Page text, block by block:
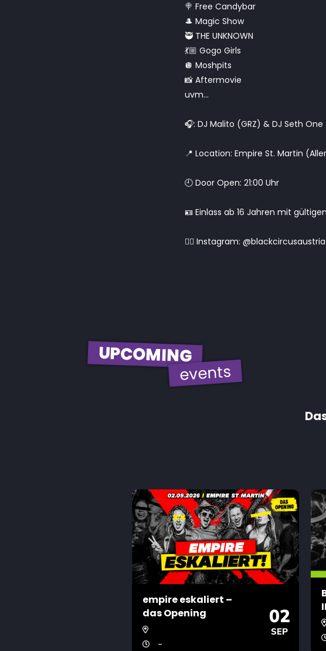
🍭 Free Candybar
🎩 Magic Show
🥷 THE UNKNOWN
💃🏼 Gogo Girls
🪩 Moshpits
📸 Aftermovie
uvm…
🎧: DJ Malito (GRZ) & DJ Seth
📍 Location: Empire St. Martin
🕘 Door Open: 21:00 Uhr
🪪 Einlass ab 16 Jahren mit
❤️‍🔥 Instagram: @blackcircusaustria
UPCOMING
events
empire eskaliert –
das Opening
-
02
SEP